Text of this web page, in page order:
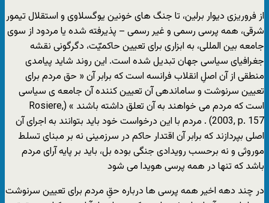
از فروریزی دیوار برلین، تا جنگ های خونین یوگسلاوی و استقلال تیمور
شرقی، همه پرسی رسمی و غیر رسمی – پذیرفته شده یا مردود از سوی
جامعه بین المللی، به ابزاری برای تعیین حاکمیّت، دگرگونی نقشه
جغرافیای سیاسی جهان تبدیل شده است. این روند شاید پیامدی
منطقی از آن اصلِ انقلاب فرانسه است که برابر آن « حق مردم برای
تعیین سرنوشت و ساماندهی آن تعیین کننده آن جامعه ی سیاسی
است که مردم می خواهند به آن تعلق داشته باشند » (Rosiere,
2003, p. 157) . مردم با این درخواست خود باید بتوانند به اجرای آن
اصلی بپردازند که برابر آن اقتدار حاکم در سرزمینی نه بر مبنای تسلط
موروثی و نه برحسب رویدادی جنگی بوده بل، باید بر پایه آرای مردم
باشد که تنها در همه پرسی هویدا می شود
در چند دهه اخیر همه پرسی ها درباره حقِ مردم برای تعیین سرنوشت